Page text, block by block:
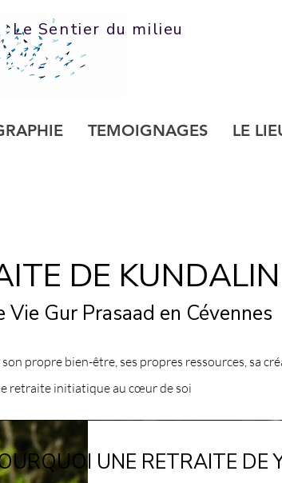
Le Sentier du milieu
TEMOIGNAGES LE
DE
Vie Gur Prasaad en Cévennes
propre bien-être, ses propres ressources, sa
retraite initiatique au cœur de soi
UNE RETRAITE DE